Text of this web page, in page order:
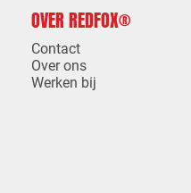
OVER REDFOX®
Contact
Over ons
Werken bij